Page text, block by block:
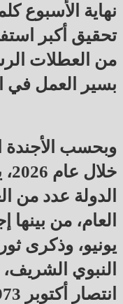
نهاية الأسبوع
تحقيق أكبر
من العطلات
بسير العمل في
وبحسب الأجندة
الدولة عدد من
النبوي